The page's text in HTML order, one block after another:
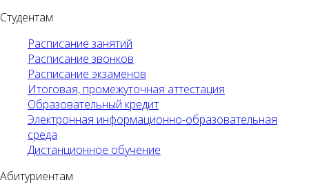
Студентам
Расписание занятий
Расписание звонков
Расписание экзаменов
Итоговая, промежуточная аттестация
Образовательный кредит
Электронная информационно-образовательная
среда
Дистанционное обучение
Абитуриентам